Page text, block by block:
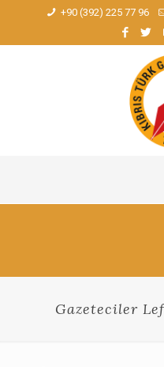
+90 (392) 225 77 96
Gazeteciler